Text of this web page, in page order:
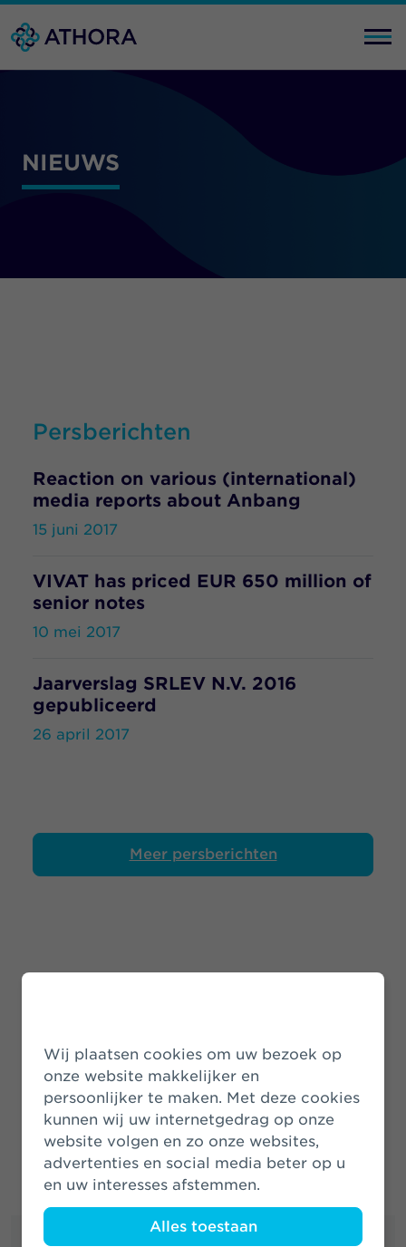
Wij plaatsen cookies om uw bezoek op
onze website makkelijker en
persoonlijker te maken. Met deze cookies
kunnen wij uw internetgedrag op onze
website volgen en zo onze websites,
advertenties en social media beter op u
en uw interesses afstemmen.
Alles toestaan
NIEUWS
Persberichten
Reaction on various (international)
media reports about Anbang
15 juni 2017
VIVAT has priced EUR 650 million of
senior notes
10 mei 2017
Jaarverslag SRLEV N.V. 2016
gepubliceerd
26 april 2017
Meer persberichten
Meer nieuwsberichten